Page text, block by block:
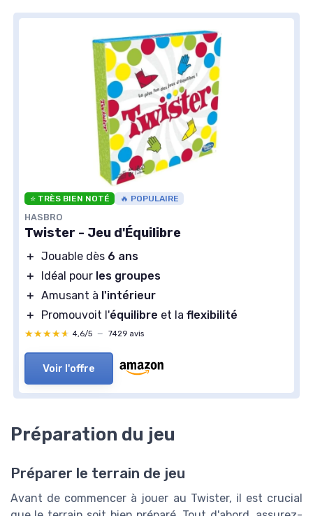
⭐ TRÈS BIEN NOTÉ 🔥 POPULAIRE
HASBRO
Twister - Jeu d'Équilibre
＋ Jouable dès 6 ans
＋
Idéal pour les groupes
＋ Amusant à l'intérieur
＋
Promouvoit l'équilibre et la flexibilité
★★★★★
★★★★★ 4,6/5 — 7429 avis
Voir l'offre
Préparation du jeu
Préparer le terrain de jeu
Avant de commencer à jouer au Twister, il est crucial